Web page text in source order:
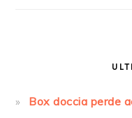
Box doccia perde